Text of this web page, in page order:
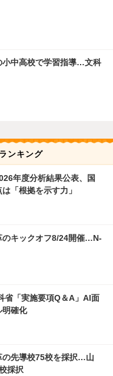
小中高校で学習指導…文科
ンキング
年度分析結果公表、国
「根拠を示す力」
のキックオフ8/24開催…N-
省「実施要項Q＆A」AI面
明確化
の先導校75校を採択…山
採択